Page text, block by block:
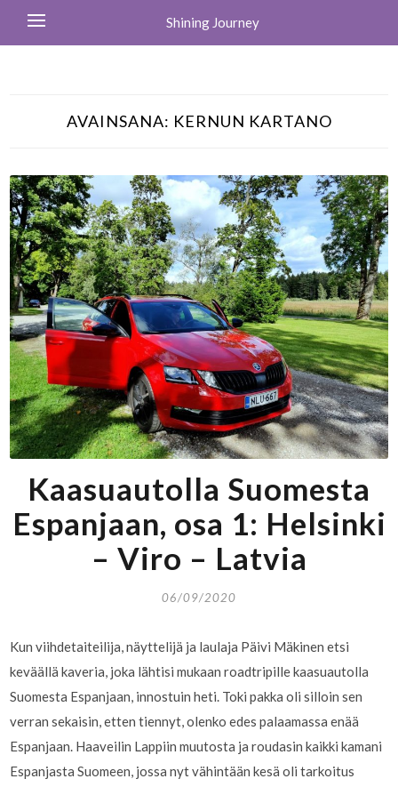
Shining Journey
AVAINSANA: KERNUN KARTANO
Kaasuautolla Suomesta
Espanjaan, osa 1: Helsinki
– Viro – Latvia
06/09/2020
Kun viihdetaiteilija, näyttelijä ja laulaja Päivi Mäkinen etsi
keväällä kaveria, joka lähtisi mukaan roadtripille kaasuautolla
Suomesta Espanjaan, innostuin heti. Toki pakka oli silloin sen
verran sekaisin, etten tiennyt, olenko edes palaamassa enää
Espanjaan. Haaveilin Lappiin muutosta ja roudasin kaikki kamani
Espanjasta Suomeen, jossa nyt vähintään kesä oli tarkoitus